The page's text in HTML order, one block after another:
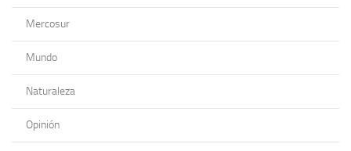
Mercosur
Mundo
Naturaleza
Opinión